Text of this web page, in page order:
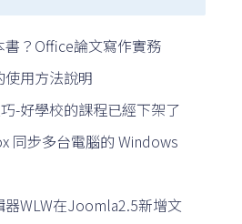
？Office論文寫作實務
用方法說明
-好學校的課程已經下架了
同步多台電腦的 Windows
WLW在Joomla2.5新增文